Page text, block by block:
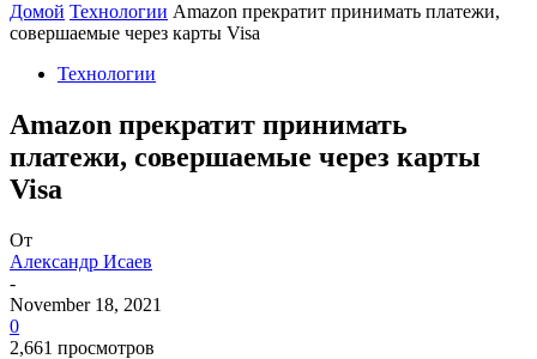
Домой Технологии Amazon прекратит принимать платежи,
совершаемые через карты Visa
Технологии
Amazon прекратит принимать
платежи, совершаемые через карты
Visa
От
Александр Исаев
-
November 18, 2021
0
2,661 просмотров